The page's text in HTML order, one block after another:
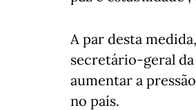
A par desta
secretário-geral
aumentar a
no país.